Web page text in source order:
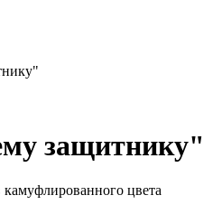
защитнику"
цвета